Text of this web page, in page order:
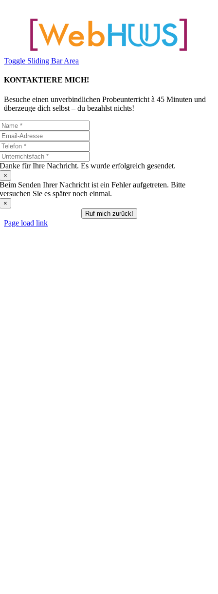
Toggle Sliding Bar Area
KONTAKTIERE MICH!
Besuche einen unverbindlichen Probeunterricht à 45 Minuten und
überzeuge dich selbst – du bezahlst nichts!
Danke für Ihre Nachricht. Es wurde erfolgreich gesendet.
×
Beim Senden Ihrer Nachricht ist ein Fehler aufgetreten. Bitte
versuchen Sie es später noch einmal.
×
Ruf mich zurück!
Page load link